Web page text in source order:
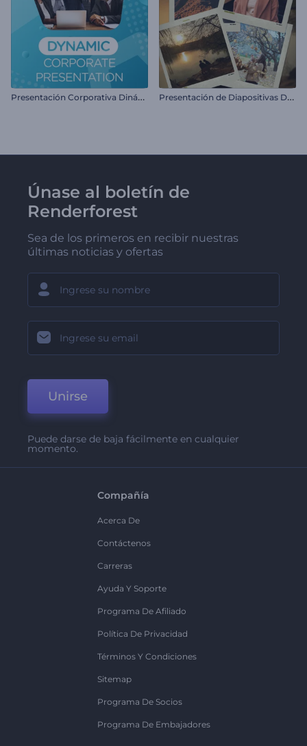
P
resentación Corporativa Dinámica P
resentación de Diapositivas Deslizantes
Únase al boletín de
Renderforest
Sea de los primeros en recibir nuestras
últimas noticias y ofertas
Unirse
Puede darse de baja fácilmente en cualquier
momento.
Compañía
Acerca De
Contáctenos
Carreras
Ayuda Y Soporte
Programa De Afiliado
Política De Privacidad
Términos Y Condiciones
Sitemap
Programa De Socios
Programa De Embajadores